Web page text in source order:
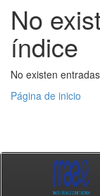
No
índice
No existen
Página de inicio